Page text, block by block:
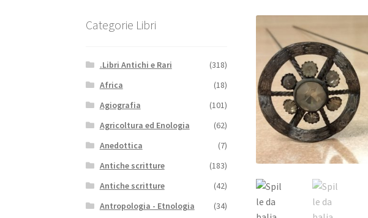
Categorie Libri
.Libri Antichi e Rari
(318)
Africa
(18)
Agiografia
(101)
Agricoltura ed Enologia
(62)
Anedottica
(7)
Antiche scritture
(183)
Antiche scritture
(42)
Antropologia - Etnologia
(34)